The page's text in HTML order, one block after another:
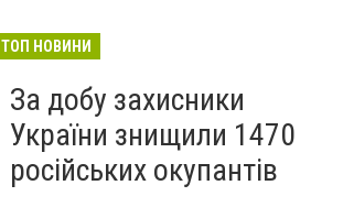
ТОП НОВИНИ
За добу захисники
України знищили 1470
російських окупантів